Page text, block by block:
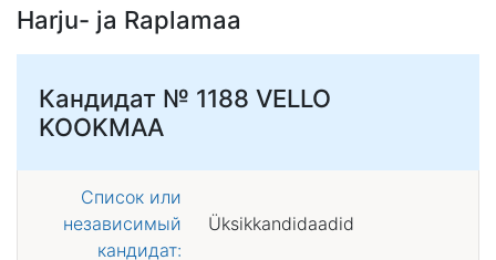
Harju- ja Raplamaa
Кандидат № 1188 VELLO
KOOKMAA
Список или
независимый
кандидат:
Üksikkandidaadid